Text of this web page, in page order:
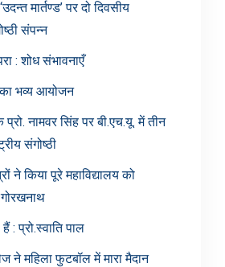
मार्तण्ड’ पर दो दिवसीय
संपन्न
: शोध संभावनाएँ
भव्य आयोजन
नामवर सिंह पर बी.एच.यू. में तीन
संगोष्ठी
ने किया पूरे महाविद्यालय को
गोरखनाथ
हैं : प्रो.स्वाति पाल
ने महिला फुटबॉल में मारा मैदान